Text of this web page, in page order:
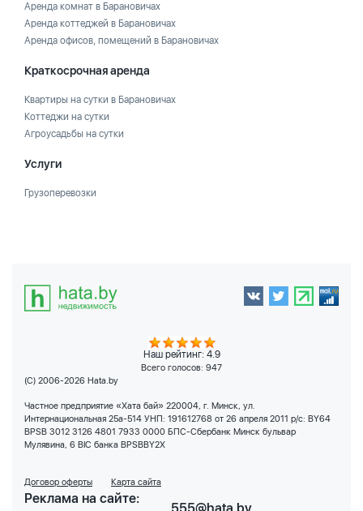
Аренда комнат в Барановичах
Аренда коттеджей в Барановичах
Аренда офисов, помещений в Барановичах
Краткосрочная аренда
Квартиры на сутки в Барановичах
Коттеджи на сутки
Агроусадьбы на сутки
Услуги
Грузоперевозки
Наш рейтинг: 4.9
Всего голосов: 947
(C) 2006-2026 Hata.by
Частное предприятие «Хата бай» 220004, г. Минск, ул.
Интернациональная 25а-514 УНП: 191612768 от 26 апреля 2011 р/с: BY64
BPSB 3012 3126 4801 7933 0000 БПС-Сбербанк Минск бульвар
Мулявина, 6 BIC банка BPSBBY2X
Договор оферты Карта сайта
Реклама на сайте: